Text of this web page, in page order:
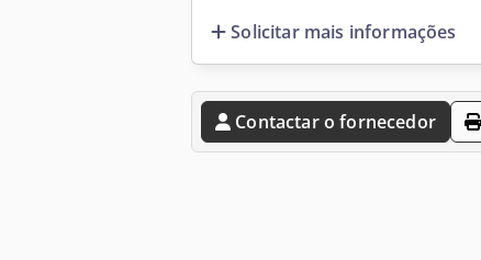
Solicitar mais informações
Contactar o fornecedor